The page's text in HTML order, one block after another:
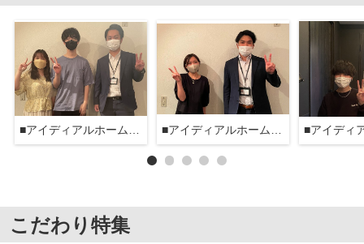
■アイディアルホーム大森本店■ ■アイディアルホーム大森本店■
こだわり特集